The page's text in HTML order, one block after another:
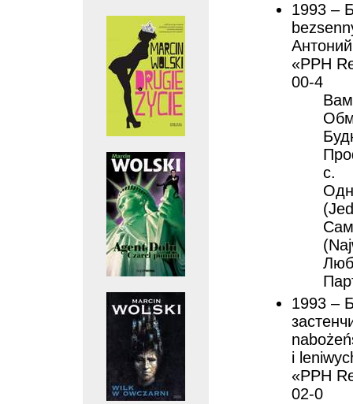
1993 –
«PPH
00-4
с.
1993 –
i
«PPH
02-0